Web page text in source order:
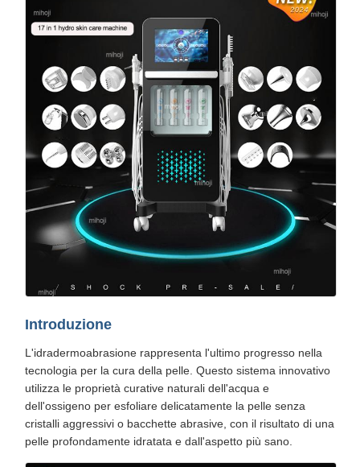
Introduzione
L'idradermoabrasione rappresenta l'ultimo progresso nella
tecnologia per la cura della pelle. Questo sistema innovativo
utilizza le proprietà curative naturali dell'acqua e
dell'ossigeno per esfoliare delicatamente la pelle senza
cristalli aggressivi o bacchette abrasive, con il risultato di una
pelle profondamente idratata e dall'aspetto più sano.